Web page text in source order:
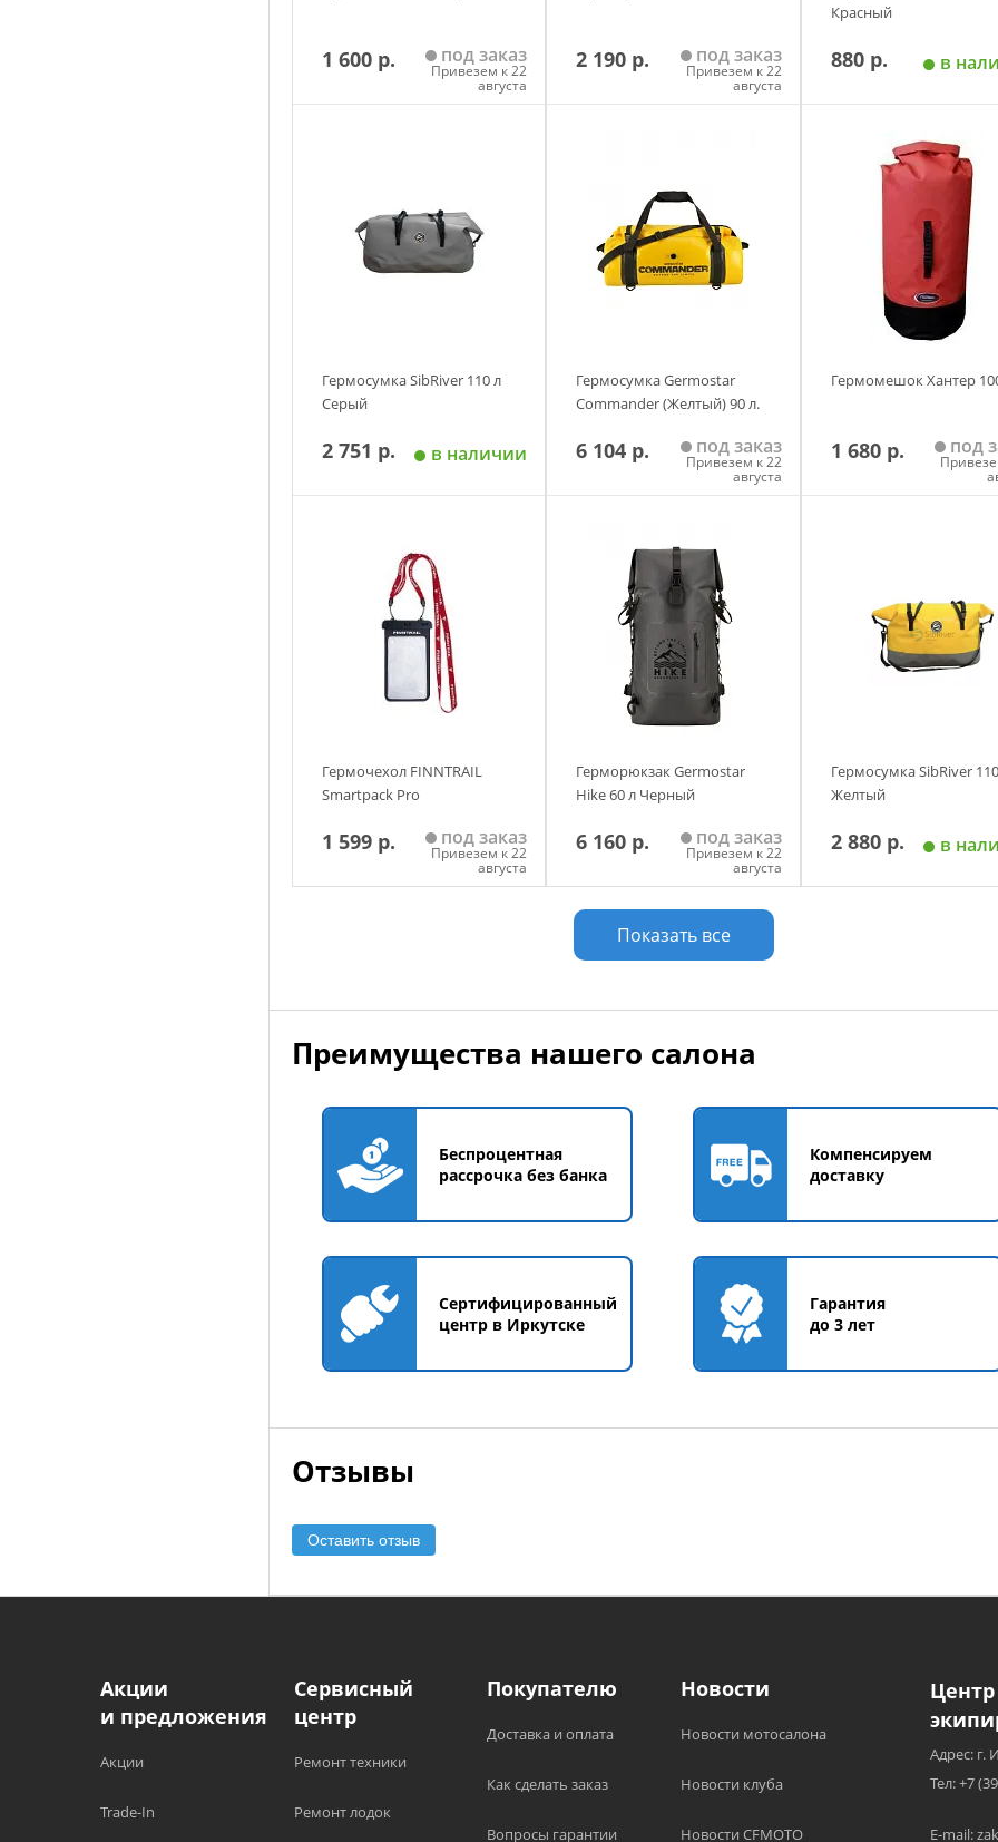
1 600 р. под заказ
Привезем к 22
августа
2 190 р. под заказ
Привезем к 22
августа
Размер
Жёлтый Зеленый
Серый Синий
Красный
880 р. в
Добавить в
Гермосумка SibRiver 110 л
Серый
2 751 р. в наличии
Гермосумка Germostar
Commander (Желтый) 90 л.
6 104 р. под заказ
Привезем к 22
августа
Гермомешок Хантер
1 680 р. под
Гермочехол FINNTRAIL
Smartpack Pro
1 599 р. под заказ
Привезем к 22
августа
Герморюкзак Germostar
Hike 60 л Черный
6 160 р. под заказ
Привезем к 22
августа
Добавить в корзину
Гермосумка SibRiver
Желтый
2 880 р. в
Показать все
Преимущества нашего салона
Беспроцентная
рассрочка без банка
Компенсируем
доставку
Сертифицированный
центр в Иркутске
Гарантия
до 3 лет
Отзывы
Оставить отзыв
Акции
и предложения
Акции
Trade-In
Сервисный
центр
Ремонт техники
Ремонт лодок
Покупателю
Доставка и оплата
Как сделать заказ
Вопросы гарантии
Новости
Новости мотосалона
Новости клуба
Новости CFMOTO
Адрес: г.
Тел: +7
E-mail: